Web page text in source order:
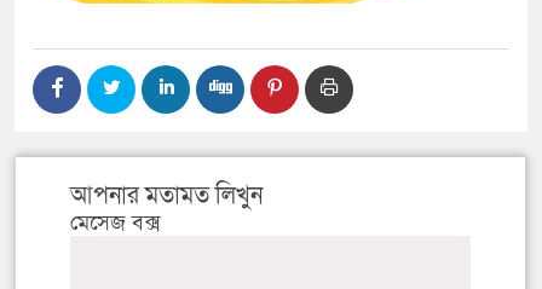
আপনার মতামত লিখুন
মেসেজ বক্স